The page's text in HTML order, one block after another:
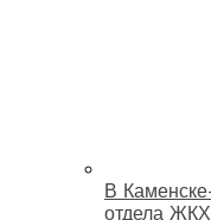
В
отдела